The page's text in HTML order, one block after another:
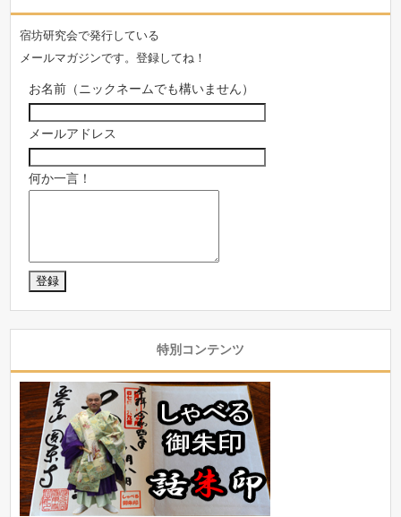
宿坊研究会で発行している
メールマガジンです。登録してね！
お名前（ニックネームでも構いません）
メールアドレス
何か一言！
特別コンテンツ